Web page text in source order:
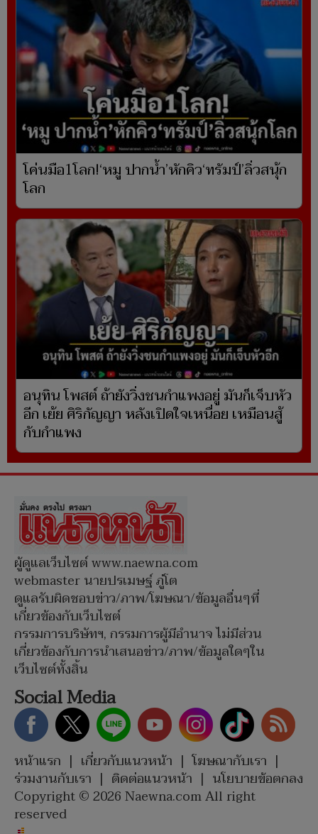
โค่นมือ1โลก!‘หมู ปากน้ำ’หักคิว‘ทรัมป์’ลิ่วสนุ้ก
โลก
อนุทิน โพสต์ ถ้ายังวิ่งชนกำแพงอยู่ มันก็เจ็บหัว
อีก เย้ย ศิริกัญญา หลังเปิดใจเหนื่อย เหมือนสู้
กับกำแพง
ผู้ดูแลเว็บไซต์ www.naewna.com
webmaster นายปรเมษฐ์ ภู่โต
ดูแลรับผิดชอบข่าว/ภาพ/โฆษณา/ข้อมูลอื่นๆที่
เกี่ยวข้องกับเว็บไซต์
กรรมการบริษัทฯ, กรรมการผู้มีอำนาจ ไม่มีส่วน
เกี่ยวข้องกับการนำเสนอข่าว/ภาพ/ข้อมูลใดๆใน
เว็บไซต์ทั้งสิ้น
Social Media
หน้าแรก | เกี่ยวกับแนวหน้า | โฆษณากับเรา |
ร่วมงานกับเรา | ติดต่อแนวหน้า | นโยบายข้อตกลง
Copyright © 2026 Naewna.com All right
reserved